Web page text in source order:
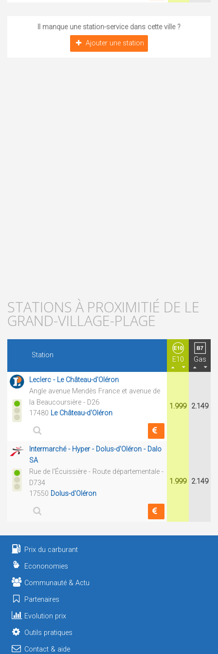
Il manque une station-service dans cette ville ?
Ajouter une station
STATIONS À PROXIMITIÉ DE LE
GRAND-VILLAGE-PLAGE
Station
E10 Gas
Leclerc - Le Château-d'Oléron
Angle avenue Mendès France et avenue de
la Beaucoursière - D26
17480 Le Château-d'Oléron
1.999 2.149
Intermarché - Hyper - Dolus-d'Oléron - Dalo
SA
Rue de l'Écuissière - Route départementale -
D734
17550 Dolus-d'Oléron
1.999 2.149
Prix du carburant
Econonomies
Communauté & Actu
Partenaires
Evolution prix
Outils pratiques
Contact & aide